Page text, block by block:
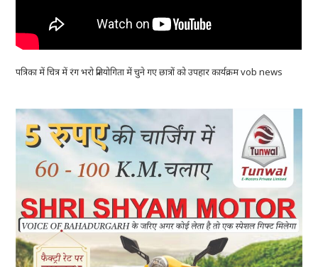
पत्रिका में चित्र में रंग भरो प्रतियोगिता में चुने गए छात्रों को उपहार कार्यक्रम vob news